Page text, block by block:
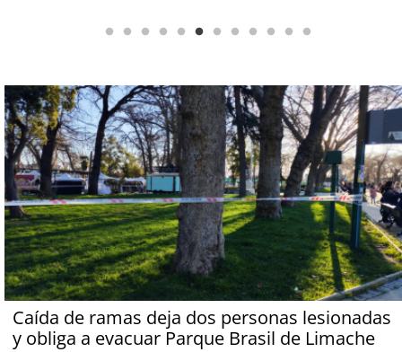
Caída de ramas deja dos personas lesionadas
y obliga a evacuar Parque Brasil de Limache